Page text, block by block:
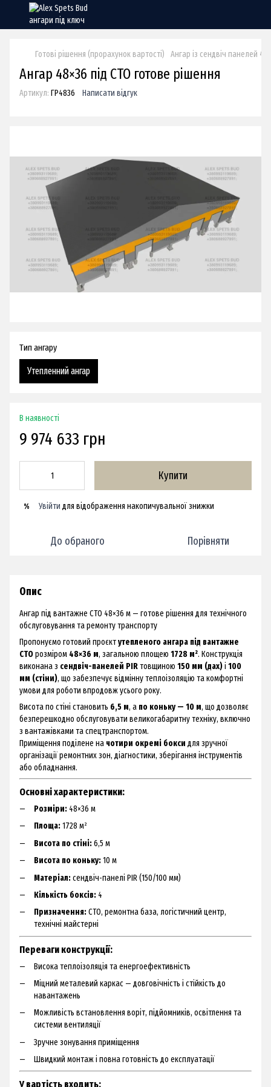
Готові рішення (прорахунок вартості) Ангар із сендвіч панелей
Ангар 48×36 під СТО готове рішення
Артикул: ГР4836 Написати відгук
Тип ангару
Утепленний ангар
В наявності
9 974 633 грн
Купити
% Увійти для відображення накопичувальної знижки
До обраного Порівняти
Опис
Ангар під вантажне СТО 48×36 м — готове рішення для технічного
обслуговування та ремонту транспорту
Пропонуємо готовий проєктутепленого ангара під вантажне
СТОрозміром 48×36 м, загальною площею 1728 м². Конструкція
виконана з сендвіч-панелей PIRтовщиною 150 мм (дах)і 100
мм (стіни), що забезпечує відмінну теплоізоляцію та комфортні
умови для роботи впродовж усього року.
Висота по стіні становить 6,5 м, а по коньку — 10 м, що дозволяє
безперешкодно обслуговувати великогабаритну техніку, включно
з вантажівками та спецтранспортом.
Приміщення поділене на чотири окремі бокси для зручної
організації ремонтних зон, діагностики, зберігання інструментів
або обладнання.
Основні характеристики:
Розміри: 48×36 м
Площа:1728 м²
Висота по стіні:6,5 м
Висота по коньку:10 м
Матеріал:сендвіч-панелі PIR (150/100 мм)
Кількість боксів: 4
Призначення:СТО, ремонтна база, логістичний центр,
технічні майстерні
Переваги конструкції:
Висока теплоізоляція та енергоефективність
Міцний металевий каркас — довговічність і стійкість до
навантажень
Можливість встановлення воріт, підйомників, освітлення та
системи вентиляції
Зручне зонування приміщення
Швидкий монтаж і повна готовність до експлуатації
У вартість входить: